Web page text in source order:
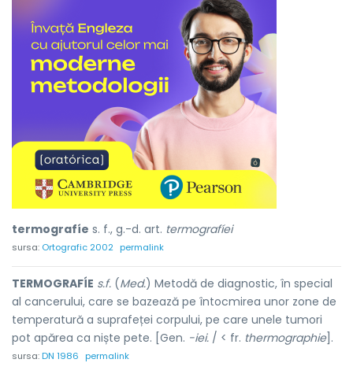
termografíe s. f., g.-d. art. termografíei
sursa: Ortografic 2002 permalink
TERMOGRAFÍE s.f. (Med.) Metodă de diagnostic, în special
al cancerului, care se bazează pe întocmirea unor zone de
temperatură a suprafeței corpului, pe care unele tumori
pot apărea ca niște pete. [Gen. -iei. / < fr. thermographie].
sursa:DN 1986 permalink